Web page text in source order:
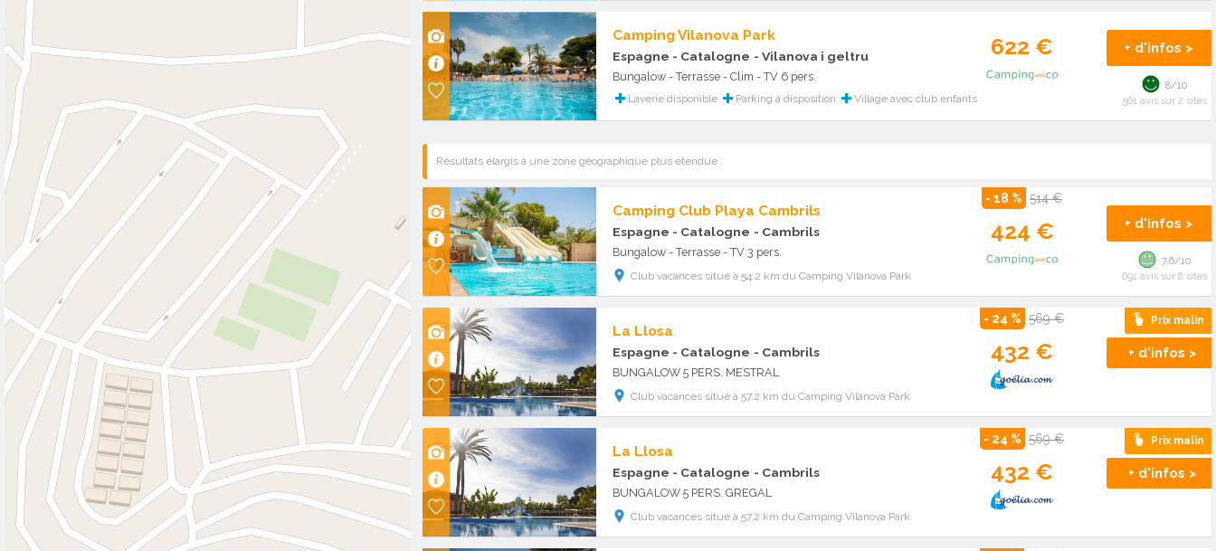
Camping Vilanova Park
Espagne - Catalogne - Vilanova i geltru
Bungalow - Terrasse - Clim - TV 6 pers.
Laverie disponible Parking à disposition Village avec club enfants
622 € + d'infos >
8/10
561 avis sur 2 sites
Résultats élargis à une zone géographique plus étendue :
Camping Club Playa Cambrils
Espagne - Catalogne - Cambrils
Bungalow - Terrasse - TV 3 pers.
Club vacances situé à 54.2 km du Camping Vilanova Park
- 18 % 514 €
424 € + d'infos >
7.6/10
691 avis sur 8 sites
La Llosa
Espagne - Catalogne - Cambrils
BUNGALOW 5 PERS. MESTRAL
Club vacances situé à 57.2 km du Camping Vilanova Park
- 24 % 569 €
432 €
Prix malin
+ d'infos >
La Llosa
Espagne - Catalogne - Cambrils
BUNGALOW 5 PERS. GREGAL
Club vacances situé à 57.2 km du Camping Vilanova Park
- 24 % 569 €
432 €
Prix malin
+ d'infos >